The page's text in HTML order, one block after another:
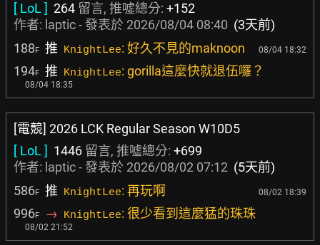
[ LoL ] 264 留言, 推噓總分: +152
作者: laptic- 發表於 2026/08/04 08:40 (3天前)
188F 推 KnightLee: 好久不見的maknoon 08/04 18:32
194F 推 KnightLee: gorilla這麼快就退伍囉？
08/04 18:35
[電競] 2026 LCK Regular Season W10D5
[ LoL ] 1446 留言, 推噓總分: +699
作者: laptic- 發表於 2026/08/02 07:12 (5天前)
586F 推 KnightLee: 再玩啊 08/02 18:39
996F → KnightLee: 很少看到這麼猛的珠珠
08/02 21:52